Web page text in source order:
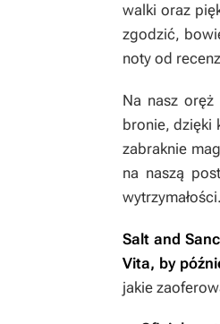
walki oraz
zgodzić,
noty od
Na nasz oręż
bronie, dzięki
zabraknie
na naszą
wytrzymałości.
Salt and
Vita, by
jakie